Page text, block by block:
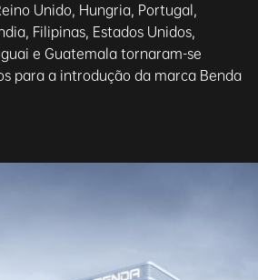
Unido, Hungria, Portugal,
Filipinas, Estados Unidos,
e Guatemala tornaram-se
para a introdução da marca Benda